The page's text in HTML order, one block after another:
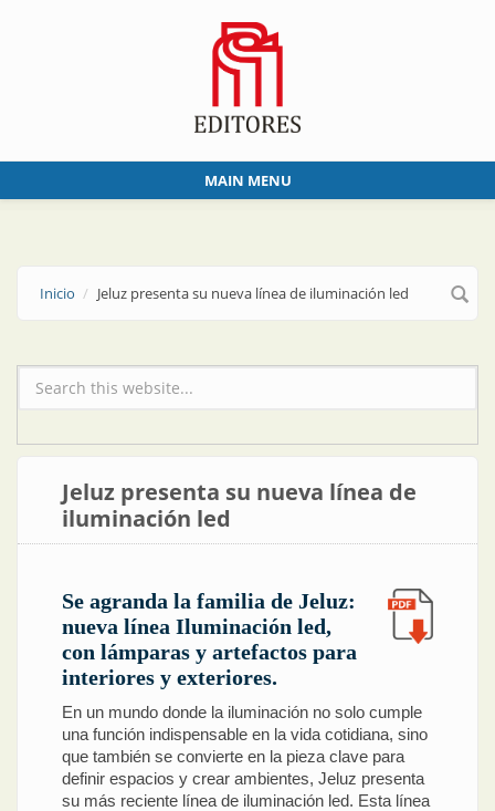
MAIN MENU
Inicio Jeluz presenta su nueva línea de iluminación led
Formulario de búsqueda
Jeluz presenta su nueva línea de
iluminación led
Se agranda la familia de Jeluz:
nueva línea Iluminación led,
con lámparas y artefactos para
interiores y exteriores.
En un mundo donde la iluminación no solo cumple
una función indispensable en la vida cotidiana, sino
que también se convierte en la pieza clave para
definir espacios y crear ambientes, Jeluz presenta
su más reciente línea de iluminación led. Esta línea